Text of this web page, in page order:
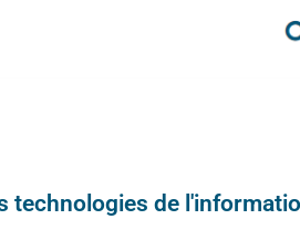
technologies de